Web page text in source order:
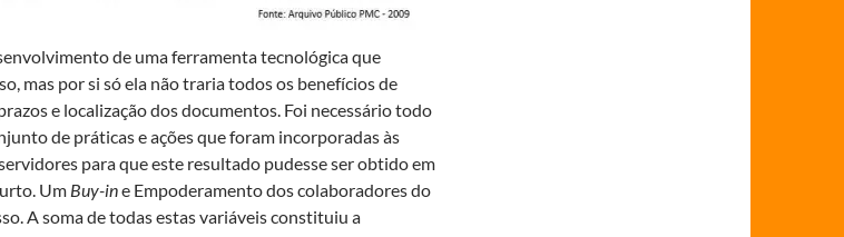
de uma ferramenta tecnológica que
mas por si só ela não traria todos os benefícios de
e localização dos documentos. Foi necessário todo
de práticas e ações que foram incorporadas às
para que este resultado pudesse ser obtido em
Um Buy-ine Empoderamento dos colaboradores do
A soma de todas estas variáveis constituiu a